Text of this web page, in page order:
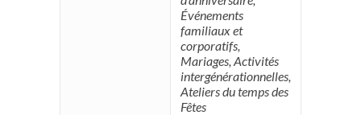
Événements
familiaux et
corporatifs,
Mariages, Activités
intergénérationnelles,
Ateliers du temps des
Fêtes